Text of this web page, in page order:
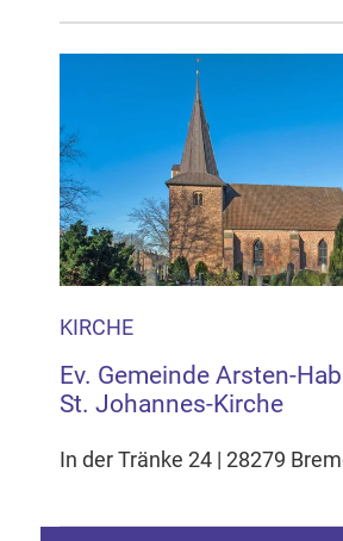
KIRCHE
Ev. Gemeinde Arsten-
St. Johannes-Kirche
In der Tränke 24 | 28279